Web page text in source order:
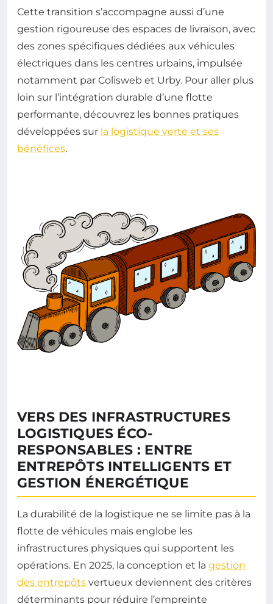
Cette transition s’accompagne aussi d’une
gestion rigoureuse des espaces de livraison, avec
des zones spécifiques dédiées aux véhicules
électriques dans les centres urbains, impulsée
notamment par Colisweb et Urby. Pour aller plus
loin sur l’intégration durable d’une flotte
performante, découvrez les bonnes pratiques
développées sur la logistique verte et ses
bénéfices.
VERS DES INFRASTRUCTURES
LOGISTIQUES ÉCO-
RESPONSABLES : ENTRE
ENTREPÔTS INTELLIGENTS ET
GESTION ÉNERGÉTIQUE
La durabilité de la logistique ne se limite pas à la
flotte de véhicules mais englobe les
infrastructures physiques qui supportent les
opérations. En 2025, la conception et la gestion
des entrepôts vertueux deviennent des critères
déterminants pour réduire l’empreinte